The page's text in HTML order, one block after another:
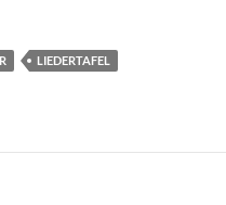
LIEDERTAFEL